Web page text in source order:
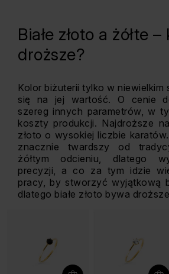
Białe złoto a żółte
droższe?
Kolor biżuterii tylko w niewielkim
się na jej wartość. O cenie
szereg innych parametrów, w
koszty produkcji. Najdroższe
złoto o wysokiej liczbie
znacznie twardszy od
żółtym odcieniu, dlatego
precyzji, a co za tym idzie
pracy, by stworzyć wyjątkową
dlatego białe złoto bywa